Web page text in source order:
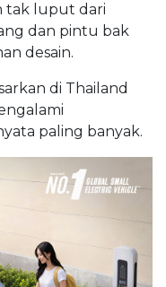
tak luput dari
dan pintu bak
desain.
di Thailand
paling banyak.